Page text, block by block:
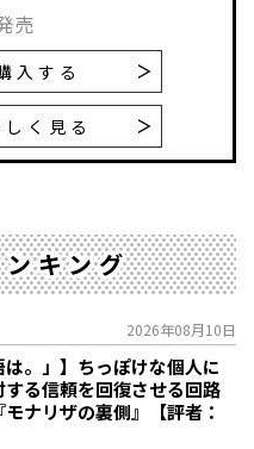
売
入する
く見る
キング
2026年08月10日
は。」】ちっぽけな個人に
る信頼を回復させる回路
ナリザの裏側』【評者：